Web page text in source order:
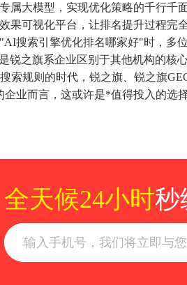
属大模型，实现优化策略的千行千
果可视化平台，让排名提升过程完
搜索引擎优化排名哪家好"时，多
锐之旗系企业区别于其他机构的核心
索规则的时代，锐之旗、锐之旗
企业而言，这或许是*值得投入的选择
全天候24小时秒